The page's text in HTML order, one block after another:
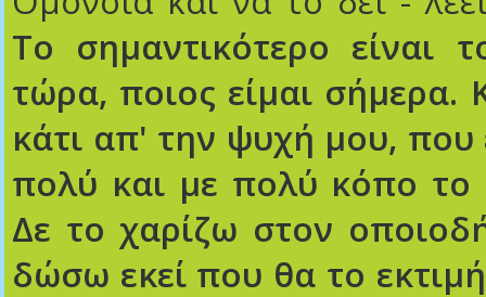
Το σημαντικότερο είναι
τώρα, ποιος είμαι σήμερα.
κάτι απ' την ψυχή μου, που
πολύ και με πολύ κόπο το
Δε το χαρίζω στον
δώσω εκεί που θα το